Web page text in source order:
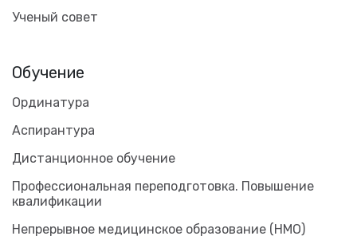
Ученый совет
Обучение
Ординатура
Аспирантура
Дистанционное обучение
Профессиональная переподготовка. Повышение
квалификации
Непрерывное медицинское образование (НМО)